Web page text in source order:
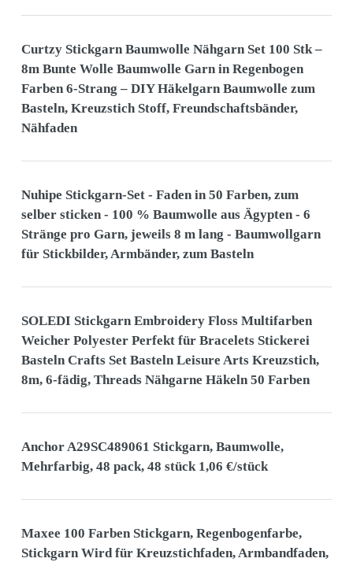
Curtzy Stickgarn Baumwolle Nähgarn Set 100 Stk –
8m Bunte Wolle Baumwolle Garn in Regenbogen
Farben 6-Strang – DIY Häkelgarn Baumwolle zum
Basteln, Kreuzstich Stoff, Freundschaftsbänder,
Nähfaden
Nuhipe Stickgarn-Set - Faden in 50 Farben, zum
selber sticken - 100 % Baumwolle aus Ägypten - 6
Stränge pro Garn, jeweils 8 m lang - Baumwollgarn
für Stickbilder, Armbänder, zum Basteln
SOLEDI Stickgarn Embroidery Floss Multifarben
Weicher Polyester Perfekt für Bracelets Stickerei
Basteln Crafts Set Basteln Leisure Arts Kreuzstich,
8m, 6-fädig, Threads Nähgarne Häkeln 50 Farben
Anchor A29SC489061 Stickgarn, Baumwolle,
Mehrfarbig, 48 pack, 48 stück 1,06 €/stück
Maxee 100 Farben Stickgarn, Regenbogenfarbe,
Stickgarn Wird für Kreuzstichfaden, Armbandfaden,